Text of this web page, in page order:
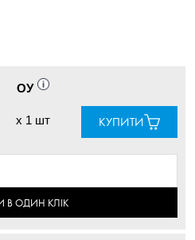
ОУ
x 1 шт КУПИТИ
В ОДИН КЛІК